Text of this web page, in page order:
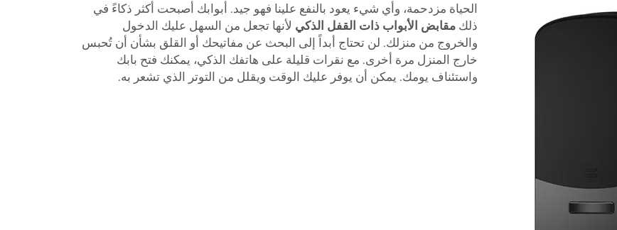
الحياة مزدحمة، وأي شيء يعود بالنفع علينا فهو جيد. أبوابك أصبحت أكثر ذكاءً في
ذلك مقابض الأبواب ذات القفل الذكي لأنها تجعل من السهل عليك الدخول
والخروج من منزلك. لن تحتاج أبداً إلى البحث عن مفاتيحك أو القلق بشأن أن تُحبس
خارج المنزل مرة أخرى. مع نقرات قليلة على هاتفك الذكي، يمكنك فتح بابك
واستئناف يومك. يمكن أن يوفر عليك الوقت ويقلل من التوتر الذي تشعر به.